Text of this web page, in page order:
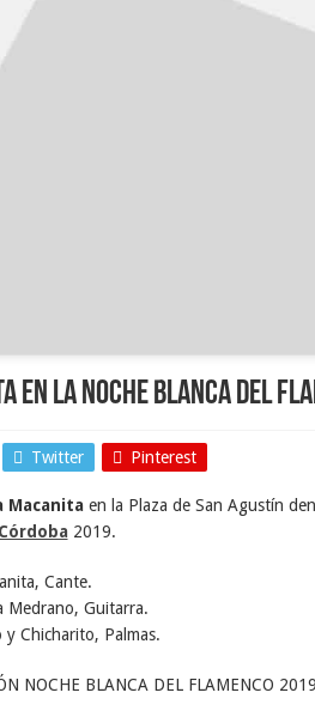
en la Noche Blanca del
Twitter Pinterest
Macanitaen la Plaza de San Agustín
2019.
Cante.
Medrano, Guitarra.
y Chicharito, Palmas.
NOCHE BLANCA DEL FLAMENCO 2019